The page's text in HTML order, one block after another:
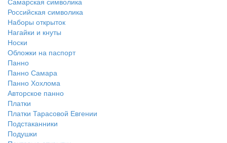
Российская символика
Наборы открыток
Нагайки и кнуты
Носки
Обложки на паспорт
Панно
Панно Самара
Панно Хохлома
Авторское панно
Платки
Платки Тарасовой Евгении
Подстаканники
Подушки